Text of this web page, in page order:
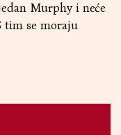
Murphy i neće
tim se moraju